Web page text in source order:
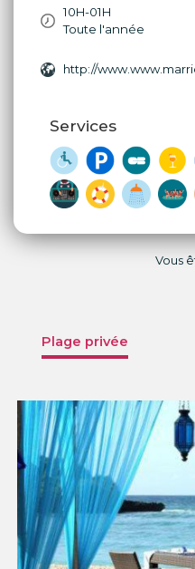
10H-01H
Toute l'année
http://
Services
Vous
Plage privée